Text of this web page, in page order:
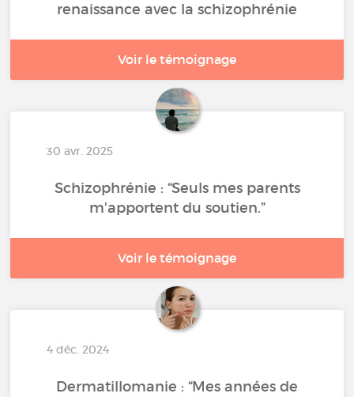
renaissance avec la schizophrénie
Voir le témoignage
30 avr. 2025
Schizophrénie : “Seuls mes parents
m'apportent du soutien.”
Voir le témoignage
4 déc. 2024
Dermatillomanie : “Mes années de